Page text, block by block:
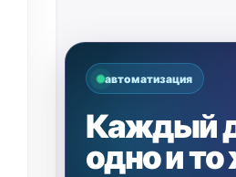
автоматизация
Каждый
одно и то